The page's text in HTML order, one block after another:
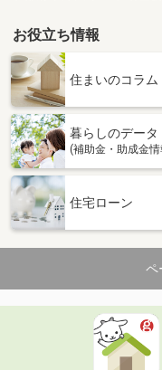
お役立ち情報
住まいのコラム
暮らしのデータ
(補助金・助成金情
住宅ローン
ペ